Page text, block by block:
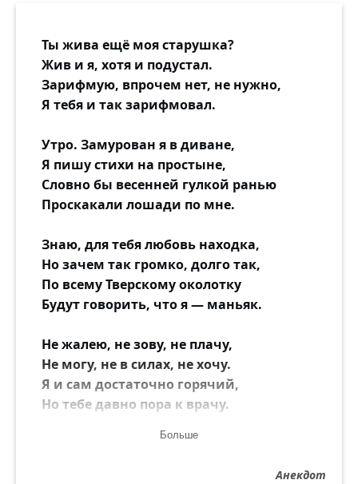
Ты жива ещё моя старушка?
Жив и я, хотя и подустал.
Зарифмую, впрочем нет, не нужно,
Я тебя и так зарифмовал.
Утро. Замурован я в диване,
Я пишу стихи на простыне,
Словно бы весенней гулкой ранью
Проскакали лошади по мне.
Знаю, для тебя любовь находка,
Но зачем так громко, долго так,
По всему Тверскому околотку
Будут говорить, что я — маньяк.
Не жалею, не зову, не плачу,
Не могу, не в силах, не хочу.
Я и сам достаточно горячий,
Но тебе давно пора к врачу.
Год пройдёт, у нас родятся дети.
Больше
Анекдот